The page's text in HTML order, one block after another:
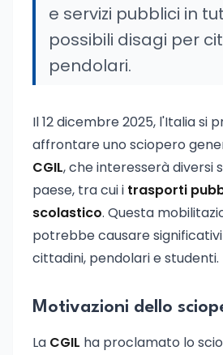
e servizi pubblici in
possibili disagi per
pendolari.
Il 12 dicembre 2025, l'Italia si
affrontare uno sciopero
CGIL, che interesserà diversi
paese, tra cui i trasporti
scolastico. Questa
potrebbe causare
cittadini, pendolari e studenti.
Motivazioni dello
La CGIL ha proclamato lo